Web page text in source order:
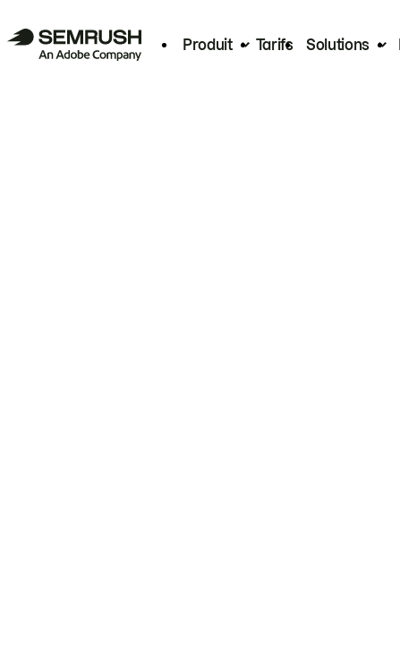
Produit Tarifs Solutions